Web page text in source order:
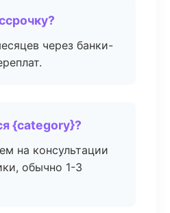
через банки-
{category}?
на консультации
обычно 1-3